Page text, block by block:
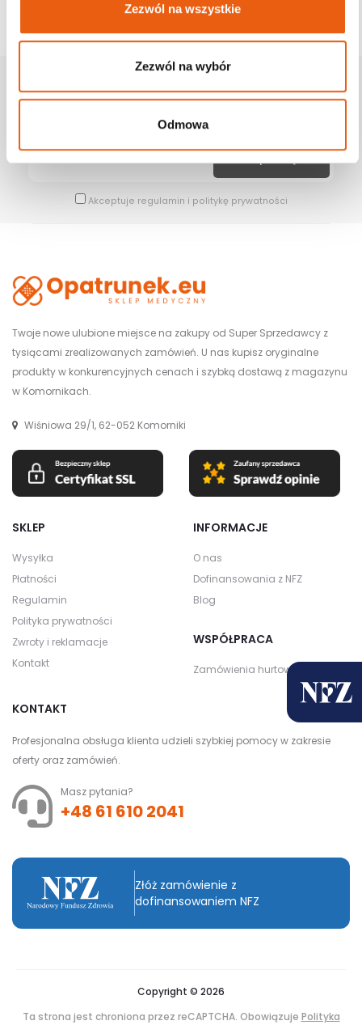
Zezwól na wszystkie
Zezwól na wybór
Odmowa
Zapisz Się Na Newsletter
Akceptuje regulamin i politykę prywatności
Twoje nowe ulubione miejsce na zakupy od Super Sprzedawcy z
tysiącami zrealizowanych zamówień. U nas kupisz oryginalne
produkty w konkurencyjnych cenach i szybką dostawą z magazynu
w Komornikach.
Wiśniowa 29/1, 62-052 Komorniki
SKLEP
Wysyłka
Płatności
Regulamin
Polityka prywatności
Zwroty i reklamacje
Kontakt
INFORMACJE
O nas
Dofinansowania z NFZ
Blog
WSPÓŁPRACA
Zamówienia hurtowe
KONTAKT
Profesjonalna obsługa klienta udzieli szybkiej pomocy w zakresie
oferty oraz zamówień.
Masz pytania?
+48 61 610 2041
Złóż zamówienie z
dofinansowaniem NFZ
Copyright © 2026
Ta strona jest chroniona przez reCAPTCHA. Obowiązuje Polityka